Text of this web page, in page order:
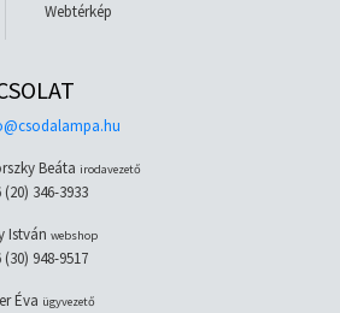
Webtérkép
Beáta irodavezető
(20) 346-3933
István webshop
(30) 948-9517
Éva ügyvezető